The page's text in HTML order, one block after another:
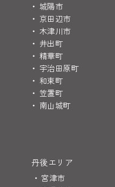
城陽市
京田辺市
木津川市
井出町
精華町
宇治田原町
和束町
笠置町
南山城町
丹後エリア
宮津市